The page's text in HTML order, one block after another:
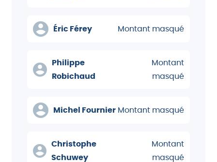
Éric Férey Montant masqué
Philippe
Robichaud
Montant
masqué
Michel Fournier Montant masqué
Christophe
Schuwey
Montant
masqué